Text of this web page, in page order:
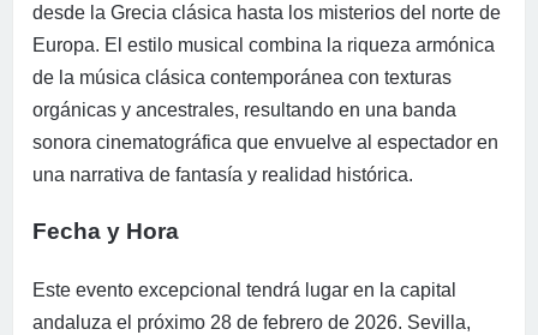
desde la Grecia clásica hasta los misterios del norte de
Europa. El estilo musical combina la riqueza armónica
de la música clásica contemporánea con texturas
orgánicas y ancestrales, resultando en una banda
sonora cinematográfica que envuelve al espectador en
una narrativa de fantasía y realidad histórica.
Fecha y Hora
Este evento excepcional tendrá lugar en la capital
andaluza el próximo 28 de febrero de 2026. Sevilla,